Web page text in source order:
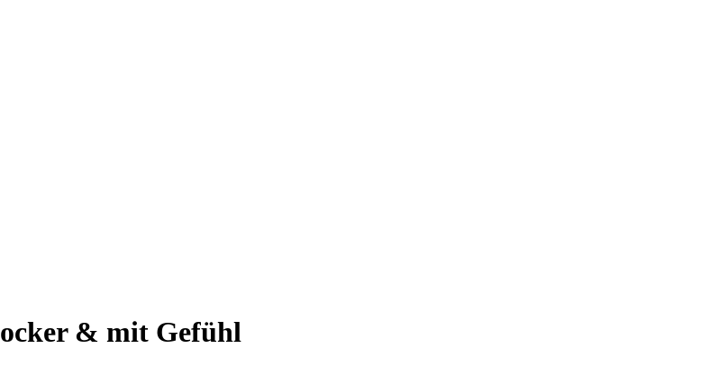
& mit Gefühl